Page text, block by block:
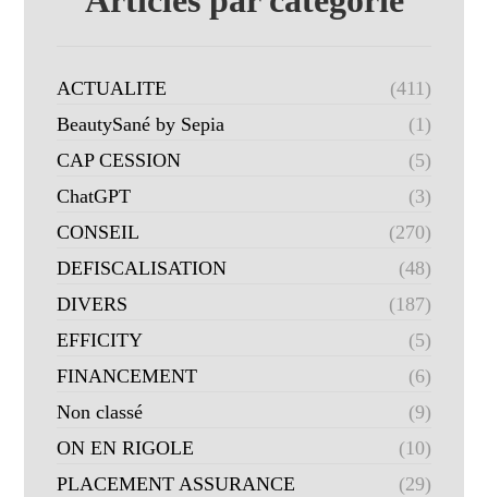
ACTUALITE
(411)
BeautySané by Sepia
(1)
CAP CESSION
(5)
ChatGPT
(3)
CONSEIL
(270)
DEFISCALISATION
(48)
DIVERS
(187)
EFFICITY
(5)
FINANCEMENT
(6)
Non classé
(9)
ON EN RIGOLE
(10)
PLACEMENT ASSURANCE
(29)